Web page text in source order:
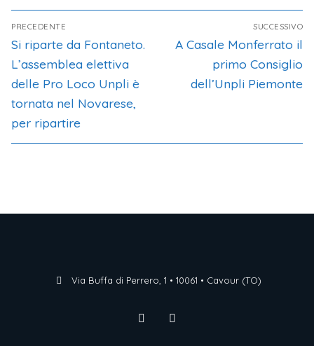
PRECEDENTE
Si riparte da Fontaneto.
L’assemblea elettiva
delle Pro Loco Unpli è
tornata nel Novarese,
per ripartire
SUCCESSIVO
A Casale Monferrato il
primo Consiglio
dell’Unpli Piemonte
Via Buffa di Perrero, 1 • 10061 • Cavour (TO)